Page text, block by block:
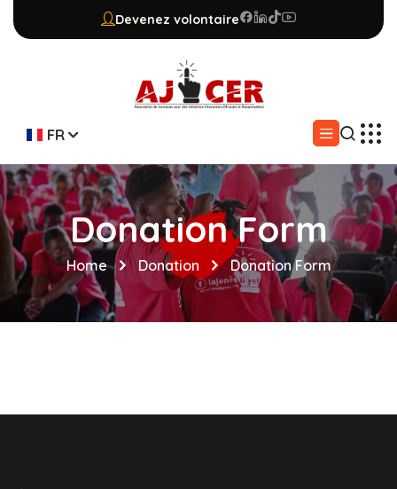
Devenez volontaire
FR
Donation Form
Home Donation Donation Form